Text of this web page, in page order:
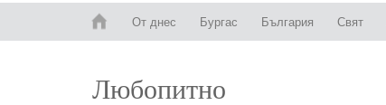
От днес Бургас България Свят
Любопитно